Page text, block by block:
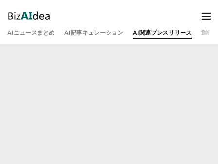
AIニュースまとめ AI記事キュレーション AI関連プレスリリース 運営